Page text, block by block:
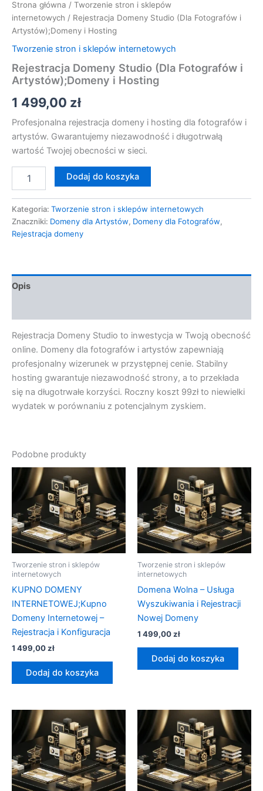
Strona główna / Tworzenie stron i sklepów
internetowych / Rejestracja Domeny Studio (Dla Fotografów i
Artystów);Domeny i Hosting
Tworzenie stron i sklepów internetowych
Rejestracja Domeny Studio (Dla Fotografów i
Artystów);Domeny i Hosting
1 499,00 zł
Profesjonalna rejestracja domeny i hosting dla fotografów i
artystów. Gwarantujemy niezawodność i długotrwałą
wartość Twojej obecności w sieci.
Dodaj do koszyka
Kategoria: Tworzenie stron i sklepów internetowych
Znaczniki: Domeny dla Artystów, Domeny dla Fotografów,
Rejestracja domeny
Opis
Rejestracja Domeny Studio to inwestycja w Twoją obecność
online. Domeny dla fotografów i artystów zapewniają
profesjonalny wizerunek w przystępnej cenie. Stabilny
hosting gwarantuje niezawodność strony, a to przekłada
się na długotrwałe korzyści. Roczny koszt 99zł to niewielki
wydatek w porównaniu z potencjalnym zyskiem.
Podobne produkty
Tworzenie stron i sklepów
internetowych
KUPNO DOMENY
INTERNETOWEJ;Kupno
Domeny Internetowej –
Rejestracja i Konfiguracja
1 499,00zł
Dodaj do koszyka
Tworzenie stron i sklepów
internetowych
Domena Wolna – Usługa
Wyszukiwania i Rejestracji
Nowej Domeny
1 499,00zł
Dodaj do koszyka